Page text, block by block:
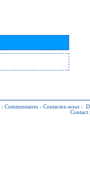
- Commentaires - Contactez-nous -
Contact